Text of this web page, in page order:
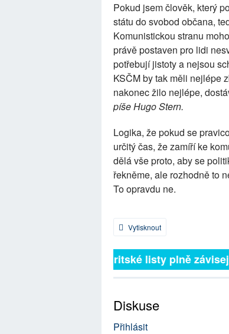
Pokud jsem člověk, který
státu do svobod občana,
Komunistickou stranu
právě postaven pro lidi
potřebují jistoty a nejsou
KSČM by tak měli nejlépe
nakonec žilo nejlépe,
píše Hugo Stern.
Logika, že pokud se
určitý čas, že zamíří ke
dělá vše proto, aby se
řekněme, ale rozhodně to
To opravdu ne.
Vytisknout
Britské listy plně závisejí
Diskuse
Přihlásit